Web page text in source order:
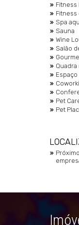
Fitness
Spa
Sauna
Wine
Salão
Pet
Pet